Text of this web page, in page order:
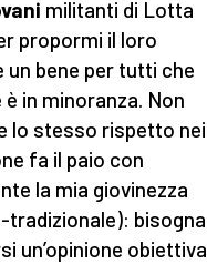
militanti di Lotta
propormi il loro
un bene per tutti che
in minoranza. Non
lo stesso rispetto nei
fa il paio con
la mia giovinezza
bisogna
un’opinione obiettiva